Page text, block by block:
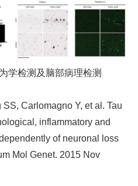
学检测及脑部病理检测
Carlomagno Y, et al. Tau
inflammatory and
of neuronal loss
Mol Genet. 2015 Nov